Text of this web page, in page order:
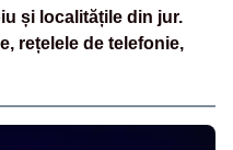
și localitățile din jur.
rețelele de telefonie,